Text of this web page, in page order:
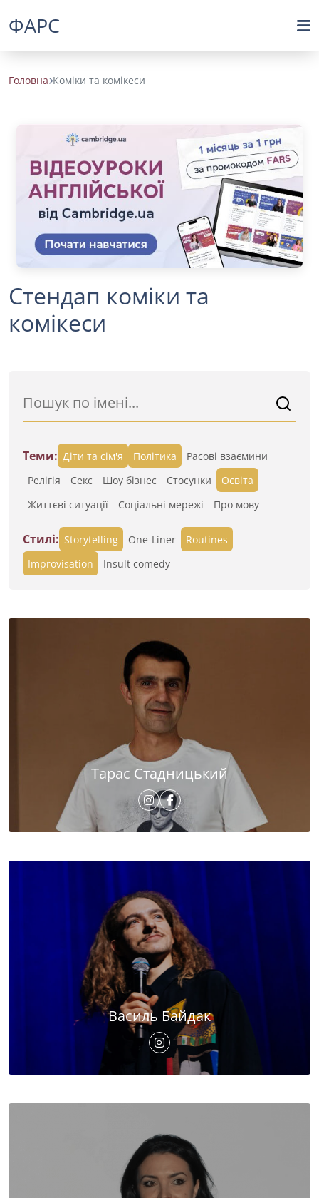
ФАРС
Головна Коміки та комікеси
Стендап коміки та
комікеси
Теми: Діти та сім'я Політика
Расові взаємини
Релігія
Секс Шоу бізнес Стосунки
Освіта
Життєві ситуації
Cоціальні мережі Про мову
Стилі: Storytelling One-Liner
Routines
Improvisation
Insult comedy
Тарас Стадницький
Василь Байдак